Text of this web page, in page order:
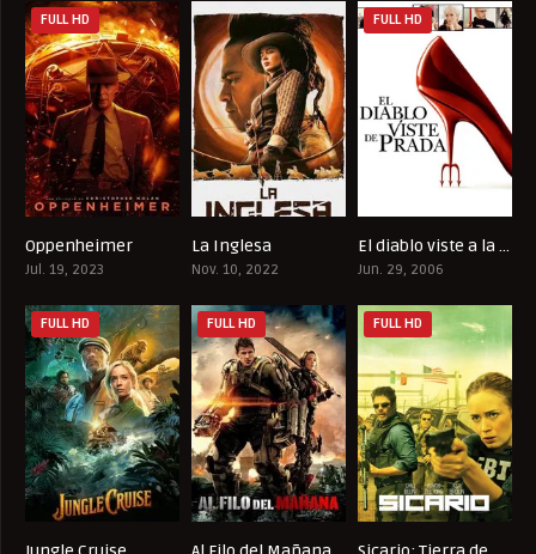
FULL HD
Oppenheimer
Jul. 19, 2023
La Inglesa
Nov. 10, 2022
6.9
FULL HD
El diablo viste a la moda
Jun. 29, 2006
FULL HD FULL HD FULL HD